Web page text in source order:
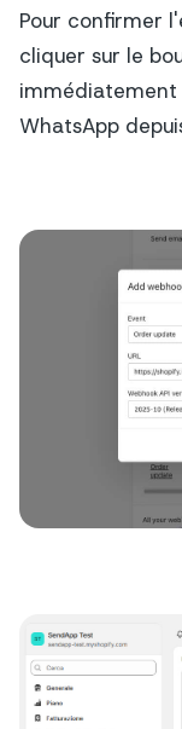
Pour confirmer
cliquer sur le
immédiatement
WhatsApp